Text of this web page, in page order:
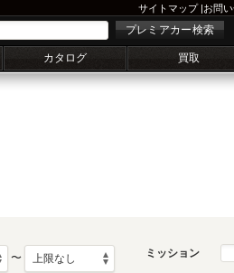
サイトマップ|お問
プレミアカー検索
カタログ 買取
〜 ミッション